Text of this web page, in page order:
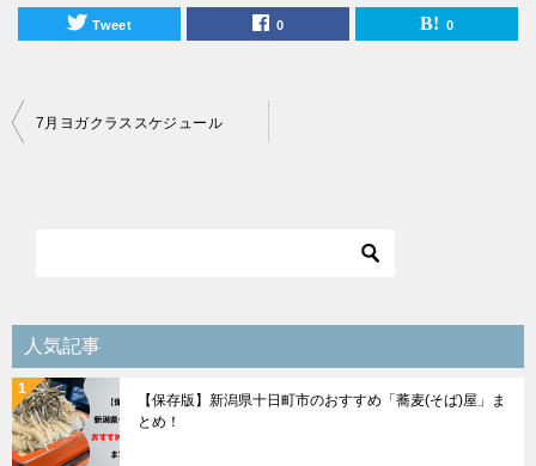
Tweet 0 0
投
シ
ョ
ン
7月ヨガクラススケジュール
人気記事
【保存版】新潟県十日町市のおすすめ「蕎麦(そば)屋」ま
とめ！